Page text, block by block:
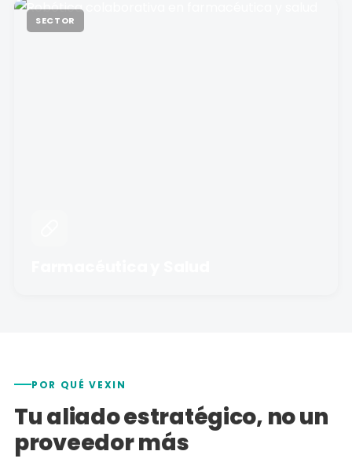
SECTOR
POR QUÉ VEXIN
Tu aliado estratégico, no un
proveedor más